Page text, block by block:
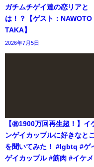
ガチムチゲイ達の恋リアと
は！？【ゲスト：NAWOTO
TAKA】
2026年7月5日
【㊗️1900万回再生超！】イ
ンゲイカップルに好きなと
を聞いてみた！ #lgbtq #ゲ
ゲイカップル #筋肉 #イケ